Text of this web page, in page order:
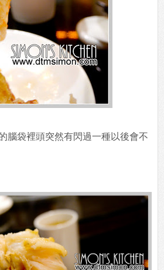
腦袋裡頭突然有閃過一種以後會不